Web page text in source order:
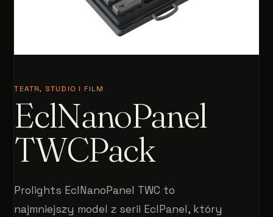
TEATR, STUDIO I FILM
EclNanoPanel
TWCPack
Prolights EclNanoPanel TWC to
najmniejszy model z serii EclPanel, który